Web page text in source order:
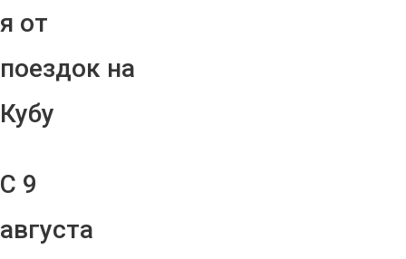
я от
поездок на
Кубу
С 9
августа